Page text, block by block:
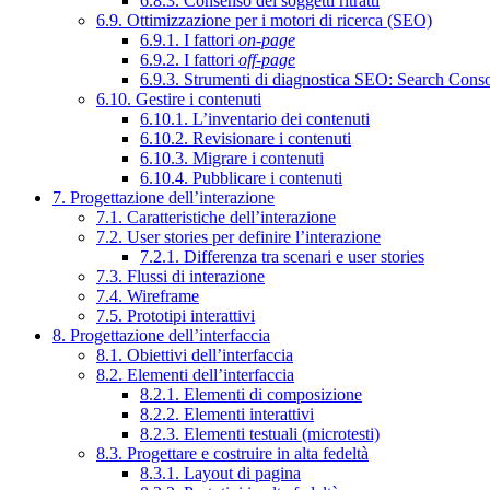
6.9. Ottimizzazione per i motori di ricerca (SEO)
6.9.1. I fattori on-page
6.9.2. I fattori off-page
6.9.3. Strumenti di diagnostica SEO: Search
6.10. Gestire i contenuti
6.10.1. L’inventario dei contenuti
6.10.2. Revisionare i contenuti
6.10.3. Migrare i contenuti
6.10.4. Pubblicare i contenuti
7. Progettazione dell’interazione
7.1. Caratteristiche dell’interazione
7.2. User stories per definire l’interazione
7.2.1. Differenza tra scenari e user stories
7.3. Flussi di interazione
7.4. Wireframe
7.5. Prototipi interattivi
8. Progettazione dell’interfaccia
8.1. Obiettivi dell’interfaccia
8.2. Elementi dell’interfaccia
8.2.1. Elementi di composizione
8.2.2. Elementi interattivi
8.2.3. Elementi testuali (microtesti)
8.3. Progettare e costruire in alta fedeltà
8.3.1. Layout di pagina